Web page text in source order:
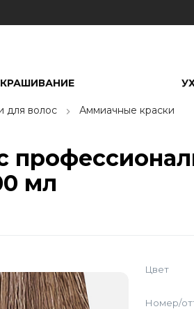
для волос Аммиачные краски
мл
Цвет
Номер/